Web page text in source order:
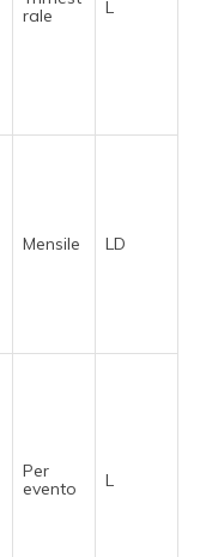
rale
L
Mensile LD
Per
evento
L